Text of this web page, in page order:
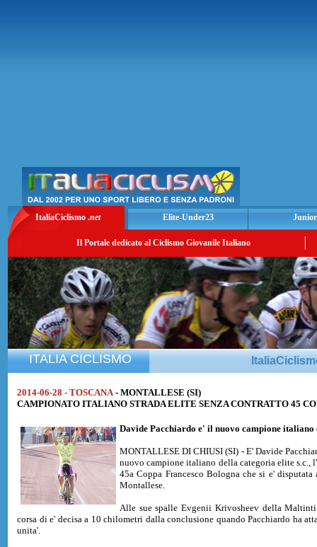
ItaliaCiclismo .net Elite-Under23
Il Portale dedicato al Ciclismo Giovanile Italiano
ITALIA CICLISMO
2014-06-28 - TOSCANA - MONTALLESE (SI)
CAMPIONATO ITALIANO STRADA ELITE SENZA CONTRATTO 45
Davide Pacchiardo e' il nuovo campione italiano
MONTALLESE DI CHIUSI (SI) - E' Davide
nuovo campione italiano della categoria elite
45a Coppa Francesco Bologna che si e'
Montallese.
Alle sue spalle Evgenii Krivosheev della
corsa di e' decisa a 10 chilometri dalla conclusione quando Pacchiardo ha
unita'.